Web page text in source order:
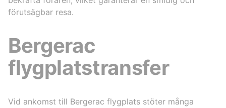
förutsägbar resa.
Bergerac
flygplatstransfer
Vid ankomst till Bergerac flygplats stöter många